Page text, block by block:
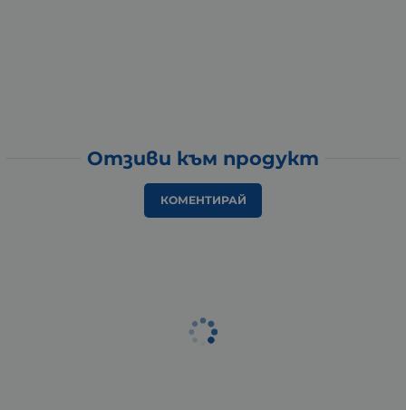
Отзиви към продукт
КОМЕНТИРАЙ